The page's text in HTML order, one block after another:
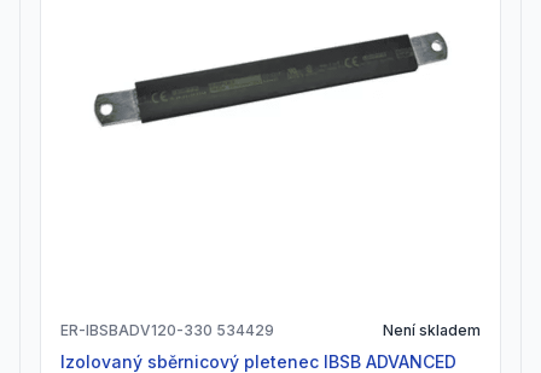
ER-IBSBADV120-330 534429 Není skladem
Izolovaný sběrnicový pletenec IBSB ADVANCED